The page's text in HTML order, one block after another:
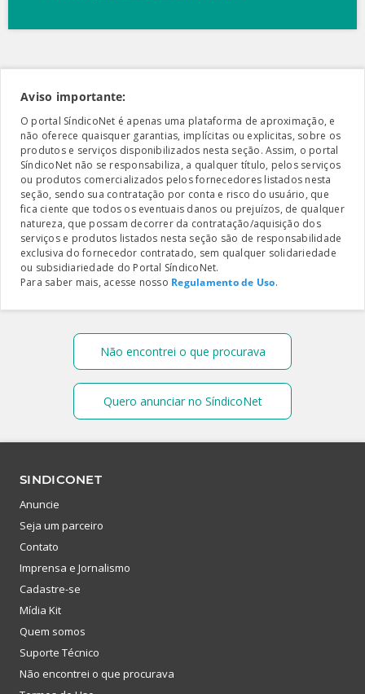
Aviso importante:
O portal SíndicoNet é apenas uma plataforma de aproximação, e
não oferece quaisquer garantias, implícitas ou explicitas, sobre os
produtos e serviços disponibilizados nesta seção. Assim, o portal
SíndicoNet não se responsabiliza, a qualquer título, pelos serviços
ou produtos comercializados pelos fornecedores listados nesta
seção, sendo sua contratação por conta e risco do usuário, que
fica ciente que todos os eventuais danos ou prejuízos, de qualquer
natureza, que possam decorrer da contratação/aquisição dos
serviços e produtos listados nesta seção são de responsabilidade
exclusiva do fornecedor contratado, sem qualquer solidariedade
ou subsidiariedade do Portal SíndicoNet.
Para saber mais, acesse nosso Regulamento de Uso.
Não encontrei o que procurava
Quero anunciar no SíndicoNet
SINDICONET
Anuncie
Seja um parceiro
Contato
Imprensa e Jornalismo
Cadastre-se
Mídia Kit
Quem somos
Suporte Técnico
Não encontrei o que procurava